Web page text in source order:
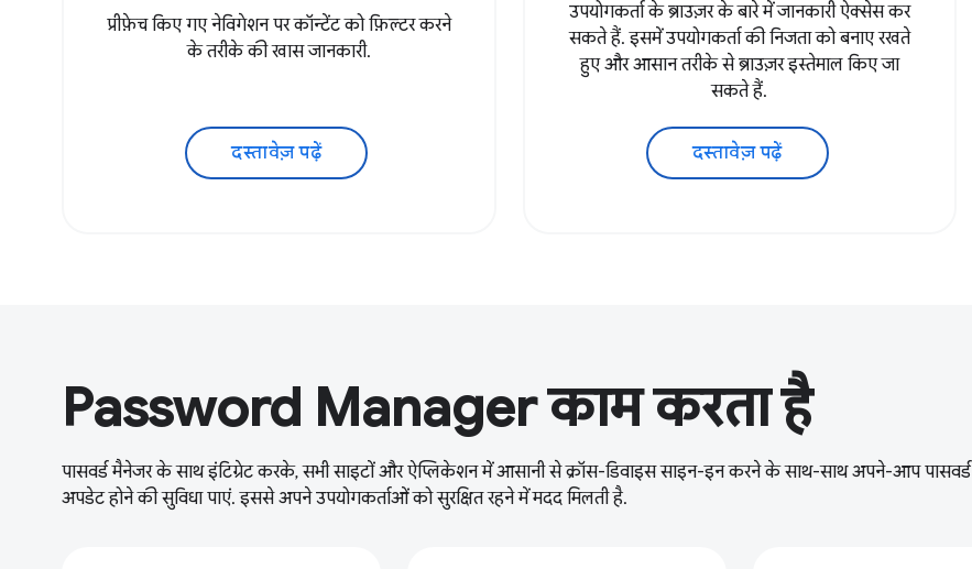
प्रीफ़ेच किए गए नेविगेशन पर कॉन्टेंट को फ़िल्टर करने
के तरीके की खास जानकारी.
दस्तावेज़ पढ़ें
उपयोगकर्ता के ब्राउज़र के बारे में जानकारी ऐक्सेस कर
सकते हैं. इसमें उपयोगकर्ता की निजता को बनाए रखते
हुए और आसान तरीके से ब्राउज़र इस्तेमाल किए जा
सकते हैं.
दस्तावेज़ पढ़ें
Password Manager काम करता है
पासवर्ड मैनेजर के साथ इंटिग्रेट करके, सभी साइटों और ऐप्लिकेशन में आसानी से क्रॉस-डिवाइस साइन-इन करने के साथ-साथ अपने-आप पासवर्ड
अपडेट होने की सुविधा पाएं. इससे अपने उपयोगकर्ताओं को सुरक्षित रहने में मदद मिलती है.